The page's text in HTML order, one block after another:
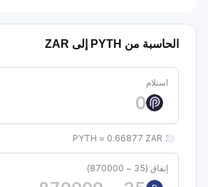
الحاسبة من PYTH إلى ZAR
استلام
1 PYTH ≈ 0.66877 ZAR
إنفاق (35 ~ 870000)